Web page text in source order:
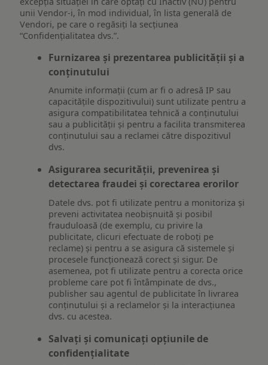
unii Vendor-i, în mod individual, în lista generală de
Vendori, pe care o regăsiți la secțiunea
“Confidențialitatea dvs.”.
Furnizarea și prezentarea publicității și a
conținutului
Anumite informații (cum ar fi o adresă IP sau
capacitățile dispozitivului) sunt utilizate pentru a
asigura compatibilitatea tehnică a conținutului
sau a publicității și pentru a facilita transmiterea
conținutului sau a reclamei către dispozitivul
dvs.
Asigurarea securității, prevenirea și
detectarea fraudei și corectarea erorilor
Datele dvs. pot fi utilizate pentru a monitoriza și
preveni activitatea neobișnuită și posibil
frauduloasă (de exemplu, cu privire la
publicitate, clicuri efectuate de roboți pe
reclame) și pentru a se asigura că sistemele și
procesele funcționează corect și sigur. De
asemenea, pot fi utilizate pentru a corecta orice
probleme care pot fi întâmpinate de dvs.,
publisher sau agentul de publicitate în livrarea
conținutului și a reclamelor și la interacțiunea
dvs. cu acestea.
Salvați și comunicați opțiunile de
confidențialitate